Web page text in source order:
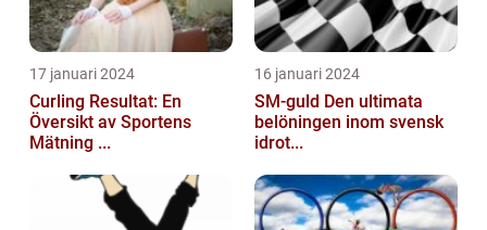
17 januari 2024
Curling Resultat: En
Översikt av Sportens
Mätning ...
16 januari 2024
SM-guld Den ultimata
belöningen inom svensk
idrot...